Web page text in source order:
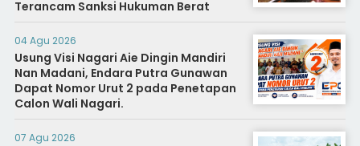
Terancam Sanksi Hukuman Berat
04 Agu 2026
Usung Visi Nagari Aie Dingin Mandiri
Nan Madani, Endara Putra Gunawan
Dapat Nomor Urut 2 pada Penetapan
Calon Wali Nagari.
07 Agu 2026